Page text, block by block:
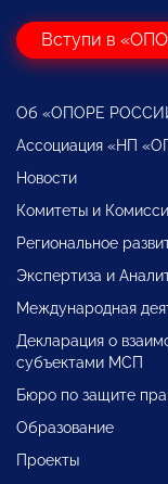
Вступи в
Об «ОПОРЕ
Ассоциация «НП
Новости
Комитеты и
Региональное
Экспертиза и
Международная
Декларация о
субъектами МСП
Бюро по защите
Образование
Проекты